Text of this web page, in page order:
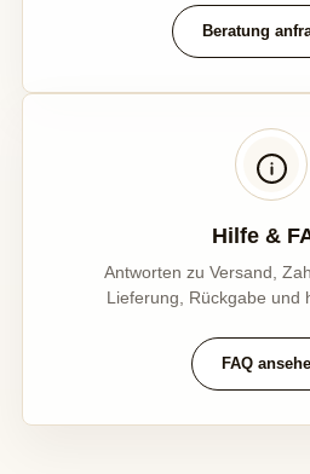
Beratung
Hilfe &
Antworten zu Versand,
Lieferung, Rückgabe und
FAQ